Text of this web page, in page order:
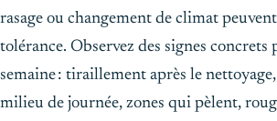
rasage ou changement de climat
tolérance. Observez des signes concrets
semaine : tiraillement après le
milieu de journée, zones qui pèlent,